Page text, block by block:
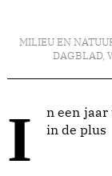
MILIEU EN
DAGBLAD,
In een jaar tijd van 2 ton in de min, naar 7 miljoen in de plus